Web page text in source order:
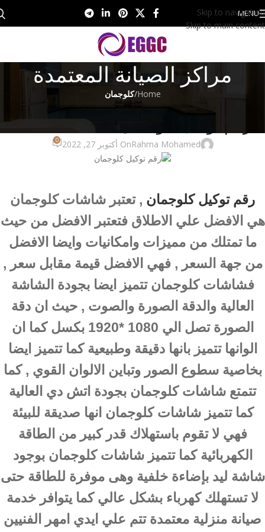
Skip to navigation
Skip to main content
MENU
مراكز الصيانة المعتمدة
Home
/كلوجمان
كلوجمان
Rahma MohamedOn أكتوبر 27, 2022 0
رقم توكيل كلوجمان , تعتبر شاشات كلوجمان
هي الافضل علي الاطلاق فتعتبر الافضل من حيث
ما تمتلك من مميزات وامكانيات وايضا الافضل
من جهة السعر , فهي الافضل قيمة مقابل سعر ,
فشاشات كلوجمان تتميز ايضا بجودة الشاشة
العالية والدقة الصورة والصوت , حيث ان دقة
الصورة تصل الي 1080 *1920 بكسل كما ان
الوانها تتميز بانها دقيقة وطبيعية كما تتميز ايضا
بخاصية سطوع الصور وتباين الالوان القوي , كما
تتمتع شاشات كلوجمان بجودة اتش دي العالية
كما تتميز شاشات كلوجمان انها صديقة للبيئة
فهي لا تقوم باستهلاك قدر كبير من الطاقة
الكهربائية كما تتميز شاشات كلوجمان بوجود
شاشة ليد بإضاءة خلفية وهى موفرة للطاقة حتى
لا تستهلك كهرباء بشكل عالي كما يتوافر خدمة
صيانة منزلية معتمدة تتم علي ايدي امهر الفنيين